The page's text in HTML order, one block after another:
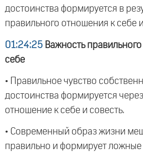
достоинства формируется в
правильного отношения к себе
01:24:25 Важность
себе
• Правильное чувство
достоинства формируется
отношение к себе и совесть.
• Современный образ жизни
правильно и формирует ложные